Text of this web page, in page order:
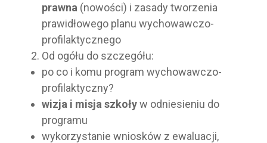
prawna (nowości) i zasady tworzenia
prawidłowego planu wychowawczo-
profilaktycznego
Od ogółu do szczegółu:
po co i komu program wychowawczo-
profilaktyczny?
wizja i misja szkoływ odniesieniu do
programu
wykorzystanie wniosków z ewaluacji,